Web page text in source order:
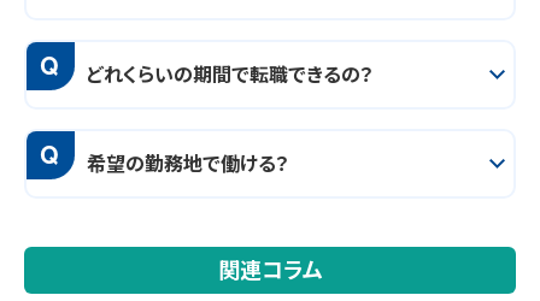
Q どれくらいの期間で転職できるの？
Q 希望の勤務地で働ける？
関連コラム